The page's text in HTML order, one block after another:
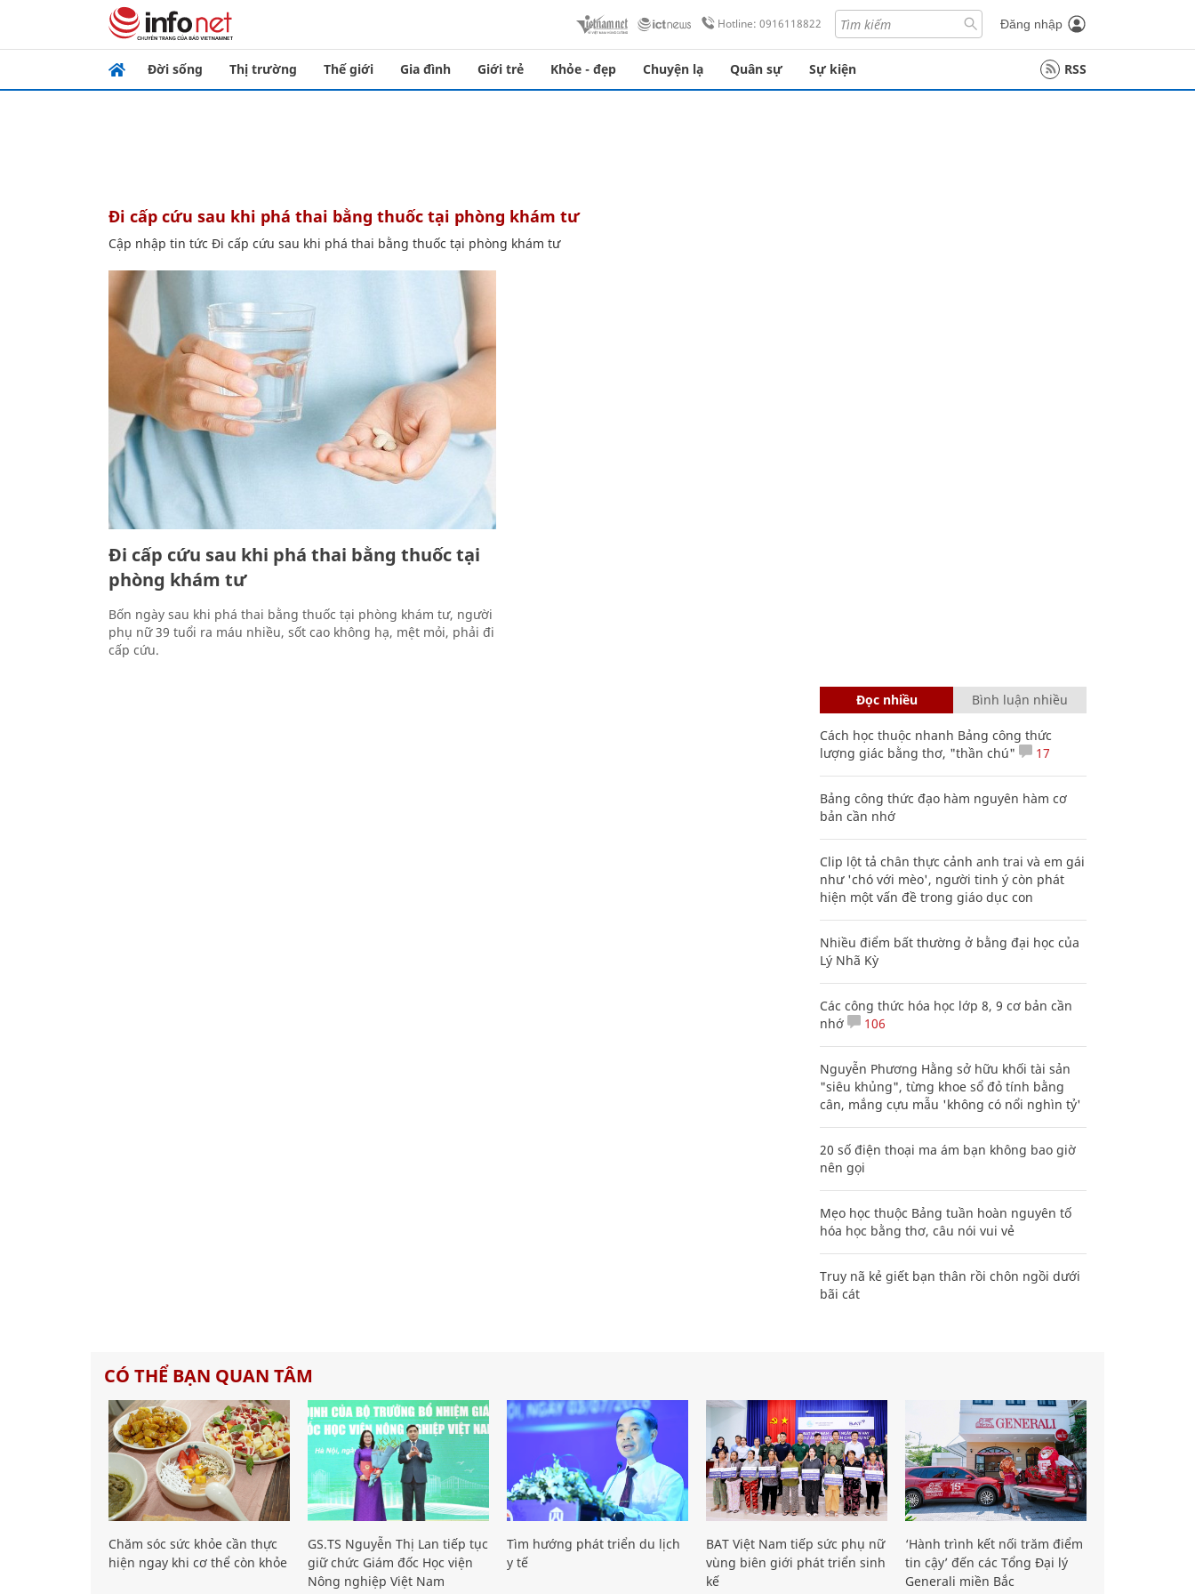
Hotline: 0916118822 Đăng nhập
Đời sống Thị trường Thế giới Gia đình Giới trẻ Khỏe - đẹp Chuyện lạ Quân sự Sự kiện RSS
Đi cấp cứu sau khi phá thai bằng thuốc tại phòng khám tư
Cập nhập tin tức Đi cấp cứu sau khi phá thai bằng thuốc tại phòng khám tư
Đi cấp cứu sau khi phá thai bằng thuốc tại
phòng khám tư
Bốn ngày sau khi phá thai bằng thuốc tại phòng khám tư, người
phụ nữ 39 tuổi ra máu nhiều, sốt cao không hạ, mệt mỏi, phải đi
cấp cứu.
Đọc nhiều Bình luận nhiều
Cách học thuộc nhanh Bảng công thức
lượng giác bằng thơ, "thần chú"
17
Bảng công thức đạo hàm nguyên hàm cơ
bản cần nhớ
Clip lột tả chân thực cảnh anh trai và em gái
như 'chó với mèo', người tinh ý còn phát
hiện một vấn đề trong giáo dục con
Nhiều điểm bất thường ở bằng đại học của
Lý Nhã Kỳ
Các công thức hóa học lớp 8, 9 cơ bản cần
nhớ
106
Nguyễn Phương Hằng sở hữu khối tài sản
"siêu khủng", từng khoe sổ đỏ tính bằng
cân, mắng cựu mẫu 'không có nổi nghìn tỷ'
20 số điện thoại ma ám bạn không bao giờ
nên gọi
Mẹo học thuộc Bảng tuần hoàn nguyên tố
hóa học bằng thơ, câu nói vui vẻ
Truy nã kẻ giết bạn thân rồi chôn ngồi dưới
bãi cát
CÓ THỂ BẠN QUAN TÂM
Chăm sóc sức khỏe cần thực
hiện ngay khi cơ thể còn khỏe
GS.TS Nguyễn Thị Lan tiếp tục
giữ chức Giám đốc Học viện
Nông nghiệp Việt Nam
Tìm hướng phát triển du lịch
y tế
BAT Việt Nam tiếp sức phụ nữ
vùng biên giới phát triển sinh
kế
‘Hành trình kết nối trăm điểm
tin cậy’ đến các Tổng Đại lý
Generali miền Bắc